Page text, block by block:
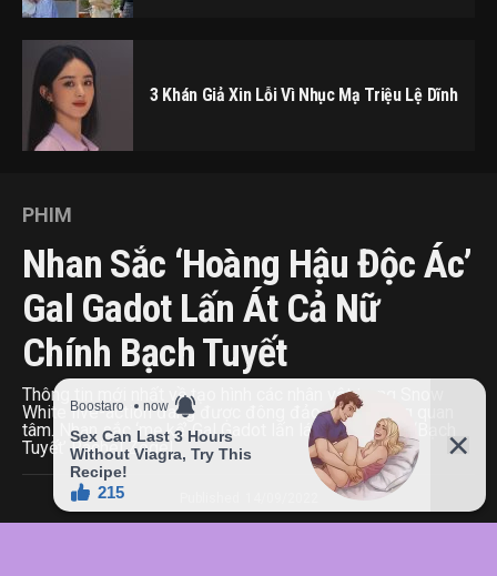
3 Khán Giả Xin Lỗi Vì Nhục Mạ Triệu Lệ Dĩnh
PHIM
Nhan Sắc ‘Hoàng Hậu Độc Ác’
Gal Gadot Lấn Át Cả Nữ
Chính Bạch Tuyết
Thông tin mới nhất về tạo hình các nhân vật trong Snow
White live-action đang được đông đảo công chúng quan
tâm. Nhan sắc ‘mẹ kế’ Gal Gadot lấn lát cả nữ chính ‘Bạch
Tuyết’ Rachel Zegel.